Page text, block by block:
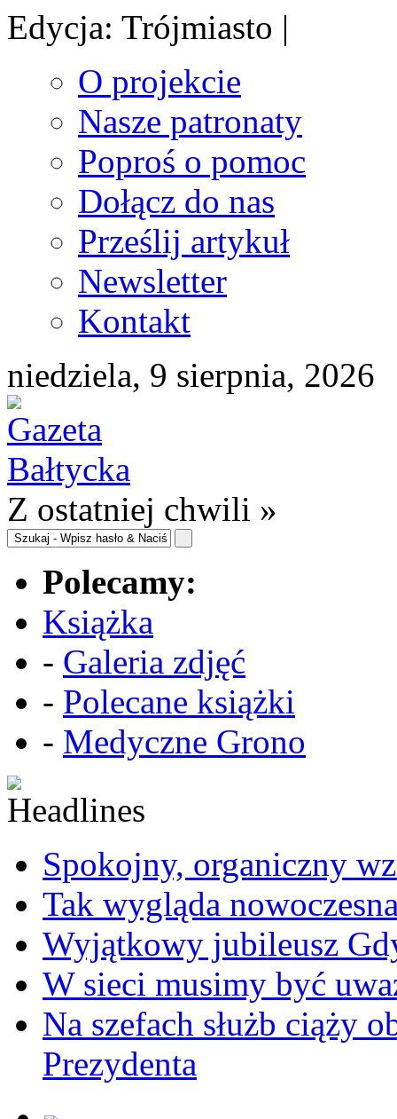
Edycja: Trójmiasto |
O projekcie
Nasze patronaty
Poproś o pomoc
Dołącz do nas
Prześlij artykuł
Newsletter
Kontakt
niedziela, 9 sierpnia, 2026
Z ostatniej chwili »
Polecamy:
Książka
- Galeria zdjęć
- Polecane książki
- Medyczne Grono
Spokojny, organiczny
Tak wygląda
Wyjątkowy jubileusz
W sieci musimy być
Na szefach służb ciąży
Prezydenta